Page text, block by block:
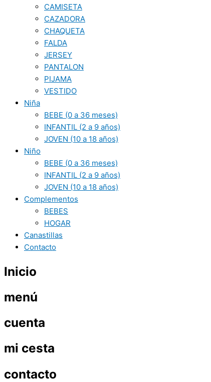
CAMISETA
CAZADORA
CHAQUETA
FALDA
JERSEY
PANTALON
PIJAMA
VESTIDO
Niña
BEBE (0 a 36 meses)
INFANTIL (2 a 9 años)
JOVEN (10 a 18 años)
Niño
BEBE (0 a 36 meses)
INFANTIL (2 a 9 años)
JOVEN (10 a 18 años)
Complementos
BEBES
HOGAR
Canastillas
Contacto
Inicio
menú
cuenta
mi cesta
contacto